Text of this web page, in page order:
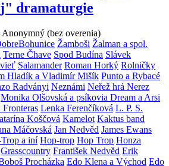
dramaturgie
Anonymný (bez overenia)
Žamboši Žalman a spol.
Terne Čhave Spod Budína Slávek
Salamander Roman Horký Rolničky
Hladík a Vladimír Mišík Punto a Rybacé
Radványi Neznámi Neřež hrá Nerez
Monika Olšovská a psíkovia Dream a Arsi
Lenka Ferenčíková L. P. S.
Koščová Kamelot Kaktus band
Máčovská Jan Nedvěd James Ewans
a iní Hop-trop Hop Trop Honza
Grasscountry František Nedvěd Erik
Procházka Edo Klena a Východ Edo